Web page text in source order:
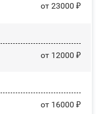
от 23000 ₽
от 12000 ₽
от 16000 ₽